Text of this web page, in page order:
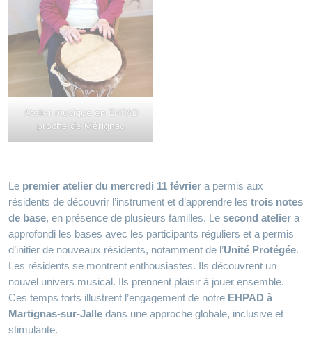
Atelier musique en EHPAD
proche de Mérignac
Le premier atelier du mercredi 11 février a permis aux
résidents de découvrir l’instrument et d’apprendre les trois notes
de base, en présence de plusieurs familles. Le second atelier a
approfondi les bases avec les participants réguliers et a permis
d’initier de nouveaux résidents, notamment de l’Unité Protégée.
Les résidents se montrent enthousiastes. Ils découvrent un
nouvel univers musical. Ils prennent plaisir à jouer ensemble.
Ces temps forts illustrent l’engagement de notre EHPAD à
Martignas‑sur‑Jalle dans une approche globale, inclusive et
stimulante.